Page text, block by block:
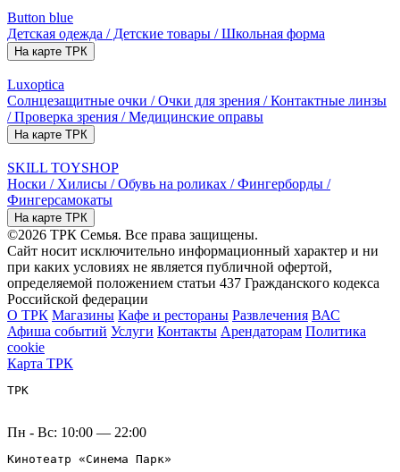
Button blue
Детская одежда / Детские товары / Школьная форма
На карте ТРК
Luxoptica
Солнцезащитные очки / Очки для зрения / Контактные линзы
/ Проверка зрения / Медицинские оправы
На карте ТРК
SKILL TOYSHOP
Носки / Хилисы / Обувь на роликах / Фингерборды /
Фингерсамокаты
На карте ТРК
©2026 ТРК Семья. Все права защищены.
Сайт носит исключительно информационный характер и ни
при каких условиях не является публичной офертой,
определяемой положением статьи 437 Гражданского кодекса
Российской федерации
О ТРК Магазины Кафе и рестораны Развлечения ВАС
Афиша событий Услуги Контакты Арендаторам Политика
cookie
Карта ТРК
ТРК
Пн - Вс: 10:00 — 22:00
Кинотеатр «Синема Парк»